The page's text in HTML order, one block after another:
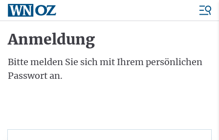
Anmeldung
Bitte melden Sie sich mit Ihrem persönlichen
Passwort an.